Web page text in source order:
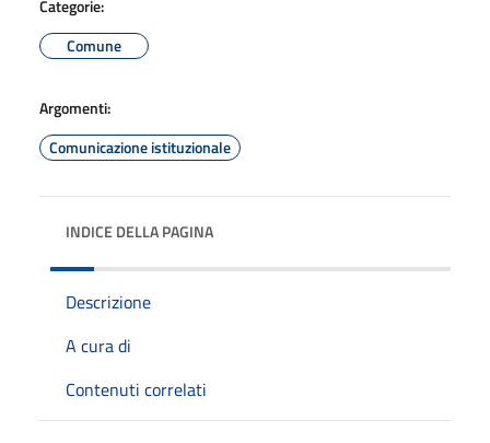
Categorie:
Comune
Argomenti:
Comunicazione istituzionale
INDICE DELLA PAGINA
Descrizione
A cura di
Contenuti correlati